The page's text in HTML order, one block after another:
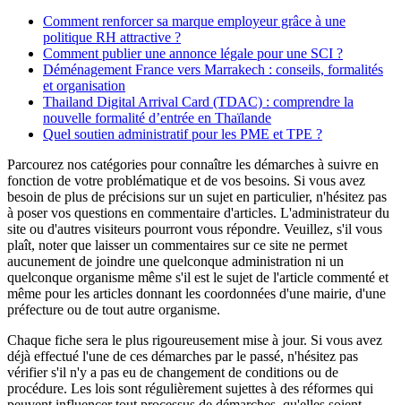
Comment renforcer sa marque employeur grâce à une
politique RH attractive ?
Comment publier une annonce légale pour une SCI ?
Déménagement France vers Marrakech : conseils, formalités
et organisation
Thailand Digital Arrival Card (TDAC) : comprendre la
nouvelle formalité d’entrée en Thaïlande
Quel soutien administratif pour les PME et TPE ?
Parcourez nos catégories pour connaître les démarches à suivre en
fonction de votre problématique et de vos besoins. Si vous avez
besoin de plus de précisions sur un sujet en particulier, n'hésitez pas
à poser vos questions en commentaire d'articles. L'administrateur du
site ou d'autres visiteurs pourront vous répondre. Veuillez, s'il vous
plaît, noter que laisser un commentaires sur ce site ne permet
aucunement de joindre une quelconque administration ni un
quelconque organisme même s'il est le sujet de l'article commenté et
même pour les articles donnant les coordonnées d'une mairie, d'une
préfecture ou de tout autre organisme.
Chaque fiche sera le plus rigoureusement mise à jour. Si vous avez
déjà effectué l'une de ces démarches par le passé, n'hésitez pas
vérifier s'il n'y a pas eu de changement de conditions ou de
procédure. Les lois sont régulièrement sujettes à des réformes qui